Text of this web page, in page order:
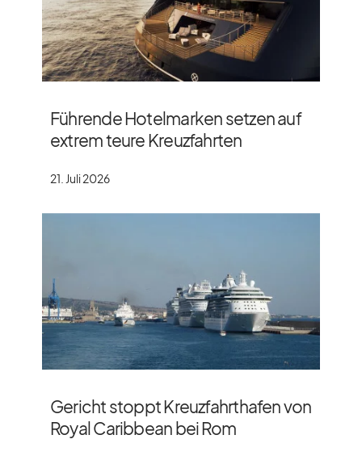
Führende Hotelmarken setzen auf
extrem teure Kreuzfahrten
21. Juli 2026
Gericht stoppt Kreuzfahrthafen von
Royal Caribbean bei Rom